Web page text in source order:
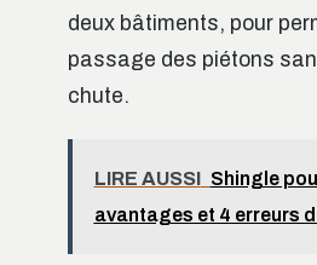
deux bâtiments, pour
passage des piétons
chute.
LIRE AUSSI Shingle
avantages et 4 erreurs